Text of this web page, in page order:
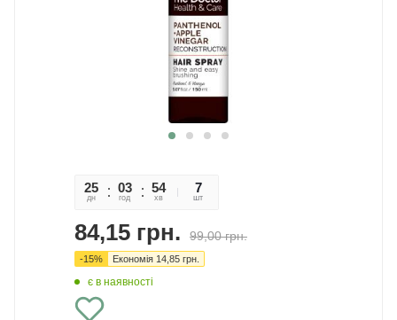
25
дн
03
год
54
хв
33
сек
7
шт
84,15 грн. 99,00грн.
-15% Економія 14,85 грн.
є в наявності